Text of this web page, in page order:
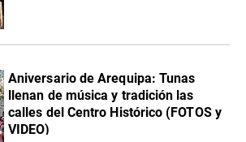
Aniversario de Arequipa: Tunas
llenan de música y tradición las
calles del Centro Histórico (FOTOS y
VIDEO)